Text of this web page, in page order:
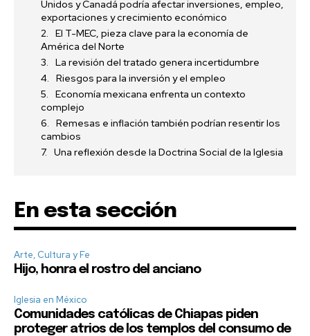
Unidos y Canadá podría afectar inversiones, empleo,
exportaciones y crecimiento económico
El T-MEC, pieza clave para la economía de
América del Norte
La revisión del tratado genera incertidumbre
Riesgos para la inversión y el empleo
Economía mexicana enfrenta un contexto
complejo
Remesas e inflación también podrían resentir los
cambios
Una reflexión desde la Doctrina Social de la Iglesia
En esta sección
Arte, Cultura y Fe
Hijo, honra el rostro del anciano
Iglesia en México
Comunidades católicas de Chiapas piden
proteger atrios de los templos del consumo de